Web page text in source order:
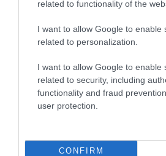
related to functionality of the
I want to allow Google to enable
related to personalization.
I want to allow Google to enable
related to security, including
functionality and fraud
user protection.
CONFIRM
Ristrutturazione completa